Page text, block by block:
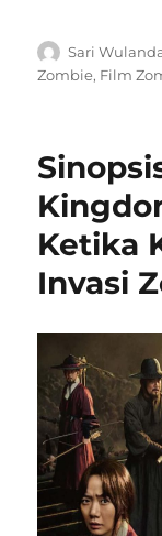
Author
Sari
Zombie, Film
Ketika
Invasi